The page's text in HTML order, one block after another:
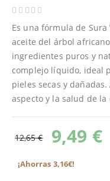
galería
imágenes
Es una fórmula de
aceite del árbol
ingredientes puros y
complejo líquido, ideal
pieles secas y dañadas.
aspecto y la salud de
12,65 € 9,49 €
¡Ahorras 3,16€!